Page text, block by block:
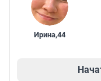
Ирина,44